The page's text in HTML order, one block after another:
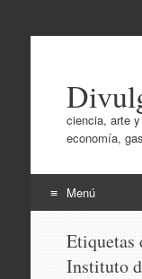
ciencia, arte
economía,
Menú
contenido
Etiquetas
Instituto